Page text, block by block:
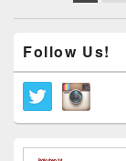
ビ
ゲ
ー
シ
ョ
ン
イ
ン
サ
ド
Follow Us!